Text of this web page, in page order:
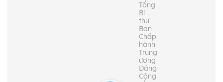
Tổng
Bí
thư
Ban
Chấp
hành
Trung
ương
Đảng
Cộng